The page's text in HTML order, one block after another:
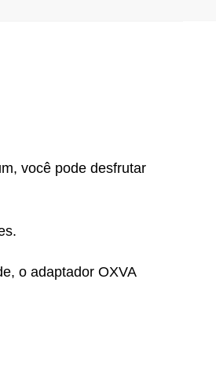
você pode desfrutar
o adaptador OXVA